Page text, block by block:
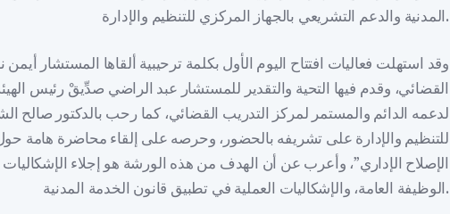
المدنية والدعم التشريعي بالجهاز المركزي للتنظيم والإدارة.
وقد استهلت فعاليات افتتاح اليوم الأول بكلمة ترحيبية ألقاها المستشار
القضائي، وقدم فيها التحية والتقدير للمستشار عبد الراضي صدِّيقْ رئيس
لدعمه الدائم والمستمر لمركز التدريب القضائي، كما رحب بالدكتور صالح
للتنظيم والإدارة على تشريفه بالحضور، وحرصه على إلقاء محاضرة هامة
الإصلاح الإداري”، وأعرب عن أن الهدف من هذه الورشة هو إجلاء
الوظيفة العامة، والإشكاليات العملية في تطبيق قانون الخدمة المدنية.